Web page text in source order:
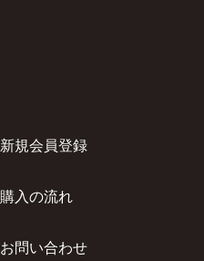
新規会員登録
購入の流れ
お問い合わせ